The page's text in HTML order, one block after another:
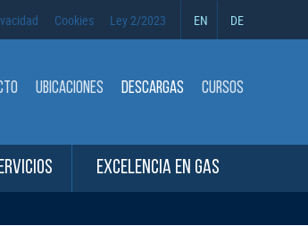
Cookies Ley 2/2023 EN DE
UBICACIONES DESCARGAS CURSOS
EXCELENCIA EN GAS